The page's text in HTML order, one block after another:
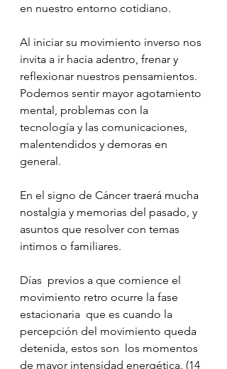
en nuestro entorno cotidiano.
Al iniciar su movimiento inverso nos
invita a ir hacia adentro, frenar y
reflexionar nuestros pensamientos.
Podemos sentir mayor agotamiento
mental, problemas con la
tecnología y las comunicaciones,
malentendidos y demoras en
general.
En el signo de Cáncer traerá mucha
nostalgia y memorias del pasado, y
asuntos que resolver con temas
intimos o familiares.
Días  previos a que comience el
movimiento retro ocurre la fase
estacionaria  que es cuando la
percepción del movimiento queda
detenida, estos son  los momentos
de mayor intensidad energética. (14